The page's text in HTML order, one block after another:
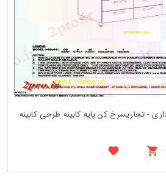
- تجاریسرخ کن پایه کابینه طرحی کابینه